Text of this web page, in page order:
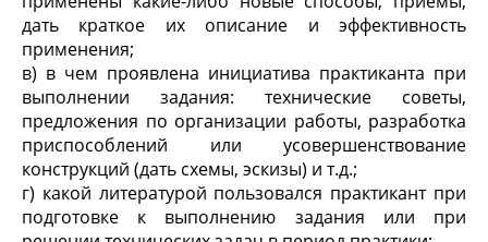
дать краткое их описание и эффективность
применения;
в) в чем проявлена инициатива практиканта при
выполнении задания: технические советы,
предложения по организации работы, разработка
приспособлений или усовершенствование
конструкций (дать схемы, эскизы) и т.д.;
г) какой литературой пользовался практикант при
подготовке к выполнению задания или при